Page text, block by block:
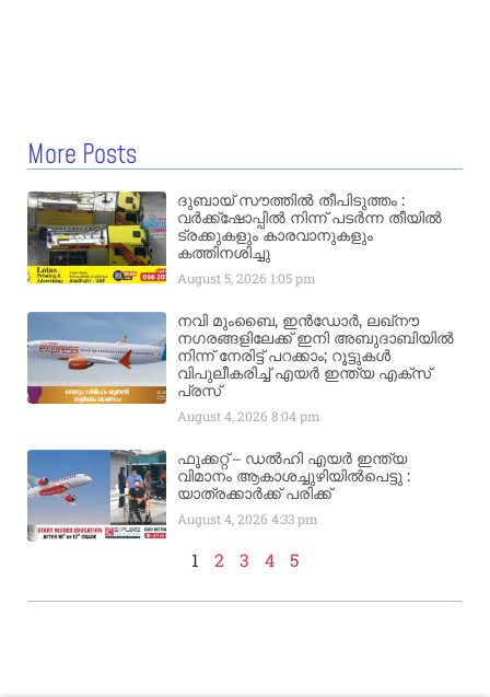
More Posts
ദുബായ് സൗത്തിൽ തീപിടുത്തം :
വർക്ക്‌ഷോപ്പിൽ നിന്ന് പടർന്ന തീയിൽ
ട്രക്കുകളും കാരവാനുകളും
കത്തിനശിച്ചു
August 5, 2026 1:05 pm
നവി മുംബൈ, ഇൻഡോർ, ലഖ്നൗ
നഗരങ്ങളിലേക്ക് ഇനി അബുദാബിയിൽ
നിന്ന് നേരിട്ട് പറക്കാം; റൂട്ടുകൾ
വിപുലീകരിച്ച് എയർ ഇന്ത്യ എക്സ്
പ്രസ്
August 4, 20268:04 pm
ഫൂക്കറ്റ് – ഡൽഹി എയര്‍ ഇന്ത്യ
വിമാനം ആകാശച്ചുഴിയില്‍പെട്ടു :
യാത്രക്കാര്‍ക്ക് പരിക്ക്
August 4, 20264:33 pm
1 2 3 4 5